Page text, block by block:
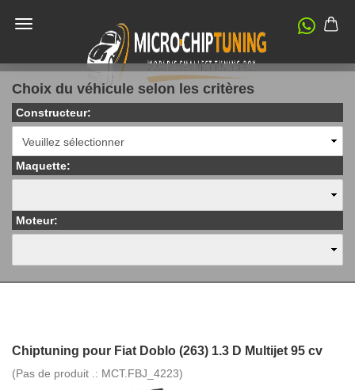
Choix du véhicule selon les critères
Constructeur:
Maquette:
Moteur:
Chiptuning pour Fiat Doblo (263) 1.3 D Multijet 95 cv
(Pas de produit .: MCT.FBJ_4223)